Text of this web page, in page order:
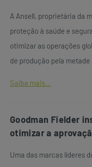
A Ansell, proprietária da
proteção à saúde e
otimizar as operações
de produção pela metade
Saiba mais...
Goodman Fielder
otimizar a
Uma das marcas líderes